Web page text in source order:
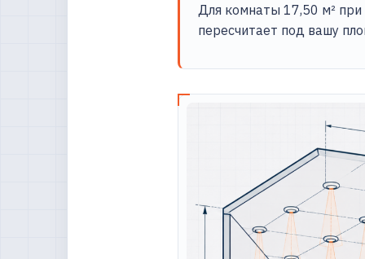
Для комнаты 17,50 м²
пересчитает под вашу